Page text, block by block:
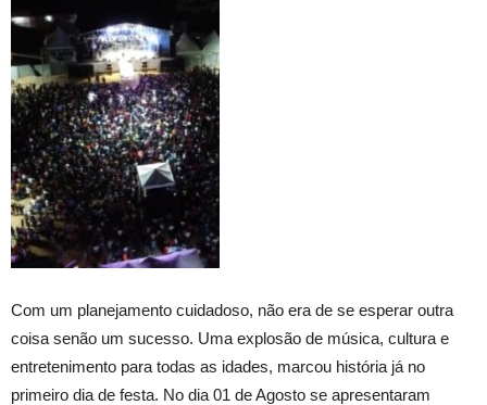
Com um planejamento cuidadoso, não era de se esperar outra
coisa senão um sucesso. Uma explosão de música, cultura e
entretenimento para todas as idades, marcou história já no
primeiro dia de festa. No dia 01 de Agosto se apresentaram